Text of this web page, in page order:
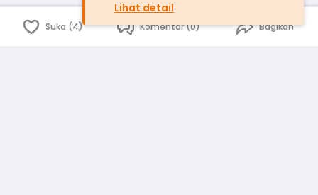
Suka (4) Komentar (0) Bagikan
Lihat detail